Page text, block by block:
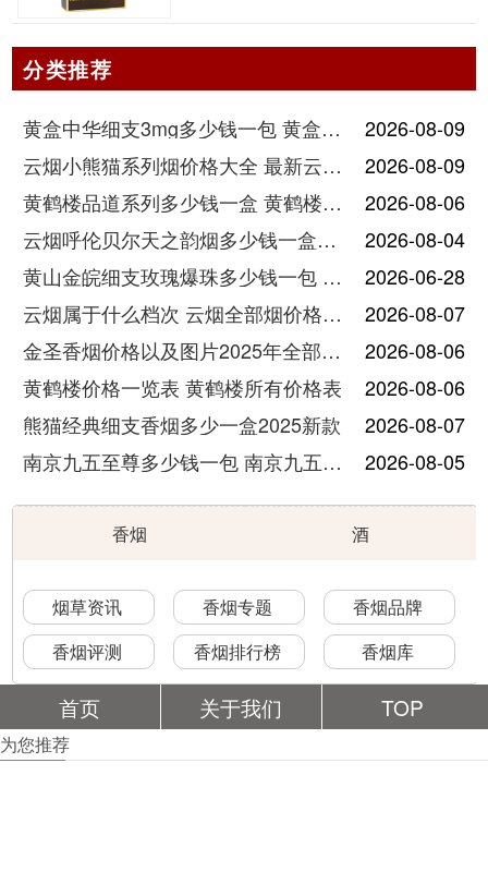
分类推荐
黄盒中华细支3mg多少钱一包 黄盒中华细支3mg香烟价格查询
2026-08-09
云烟小熊猫系列烟价格大全 最新云烟小熊猫图片报价
2026-08-09
黄鹤楼品道系列多少钱一盒 黄鹤楼品道系列香烟价格表图片
2026-08-06
云烟呼伦贝尔天之韵烟多少钱一盒中支价格
2026-08-04
黄山金皖细支玫瑰爆珠多少钱一包 黄山金皖细支玫瑰爆珠2025最新价格
2026-06-28
云烟属于什么档次 云烟全部烟价格表大全
2026-08-07
金圣香烟价格以及图片2025年全部价格
2026-08-06
黄鹤楼价格一览表 黄鹤楼所有价格表
2026-08-06
熊猫经典细支香烟多少一盒2025新款
2026-08-07
南京九五至尊多少钱一包 南京九五至尊价格及图片
2026-08-05
香烟 酒
烟草资讯 香烟专题
香烟品牌
香烟评测
香烟排行榜 香烟库
首页 关于我们 TOP
为您推荐